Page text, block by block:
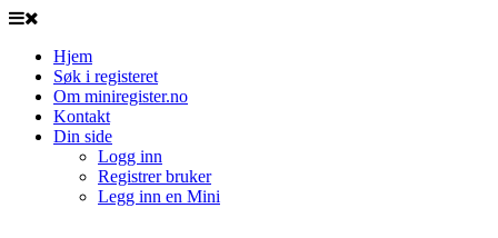
Hjem
Søk i registeret
Om miniregister.no
Kontakt
Din side
Logg inn
Registrer bruker
Legg inn en Mini